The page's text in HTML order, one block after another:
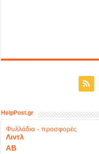
HelpPost.gr
Φυλλάδια - προσφορές
Λιντλ
ΑΒ